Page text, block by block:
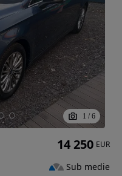
1 / 6
14 250 EUR
Sub medie